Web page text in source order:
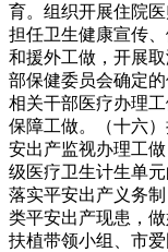
育。组织开展住院
担任卫生健康宣传
和援外工做，开展
部保健委员会确定
相关干部医疗办理
保障工做。（十六
安出产监视办理工
级医疗卫生计生单
落实平安出产义务
类平安出产现患，
扶植带领小组、市